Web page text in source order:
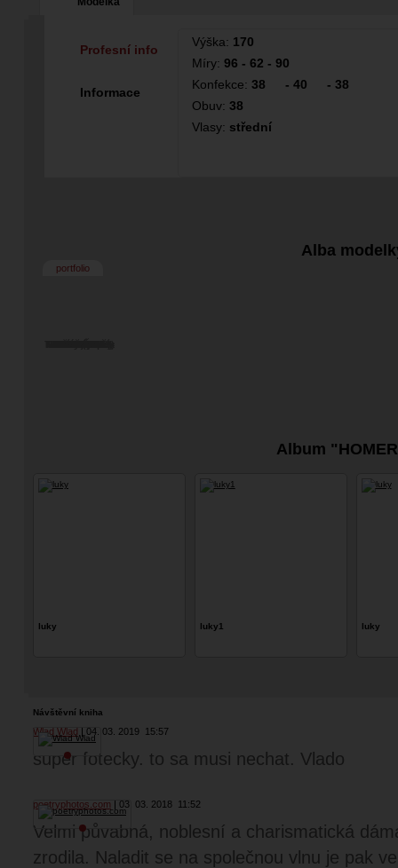
Výška: 170
Míry: 96 - 62 - 90
Konfekce: 38 - 40 - 38
Obuv: 38
Vlasy: střední
Profesní info
Informace
Alba
portfolio
Album
luky luky1 luky
Návštěvní kniha
Wlad Wlad 04. 03. 2019 15:57
super fotecky. to sa musi nechat. Vlado
poetryphotos.com 03. 03. 2018 11:52
Velmi půvabná, noblesní a charismatická
zrodila. Naladit se na společnou vlnu je pak